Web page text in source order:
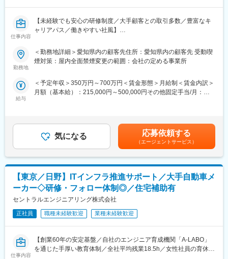
ャリア形成を実現できる環境です。
＜教育研修制度＞
施工管理分野を中心に様々な技術取得プログラムを実施
・eラーニング…豊富なメニューを揃えたeラーニングシステムを
スキル向上とキャリア形成を支援
・資格取得支援制度…資格取得受験料補助、技術図書購入補助、
・キャリアコンサルタント…的確にアドバイスができる専門性の
高いキャリアコーディネーター（国家資格）が在籍
・評価制度…「業績」「組織貢献度」「能力開発」の指標から公
正な評価を行い、報酬への反映とキャリアアップを実施
■当社について：
日本のモノづくりを技術力で支える技術系特化のアウトソーシン
グ企業。社員の9割以上がエンジニアという技術者集団です。
創業から20年黒字経営の安定基盤。様々な業界の開発プロジェク
で開発を行う【匠プロジェクト】は他社にはない強みです。
仕事内容
【未経験でも安心の研修制度／大手顧客との取引多数／豊富なキ
ャリアパス／働きやすい社風】
■業務概要：
愛知県みよし市の顧客先にてDXシステムの設計補助業務をお任せ
ＰｏｗｅｒＡｐｐｓ・ＢＩを用いてデジタル推進におけるサポー
ト業務をお任せします。
■キャリアパス：
当面は地域密着にてプロフェッショナルを目指していただきま
す。
その後、ご本人の希望やキャリアアップを目的に他案件・他職種
への挑戦していただくことも、特定分野のスペシャリストとして
ご活躍いただくことも可能です。
当社は一人一人のキャリアに寄り添い、最適な職場環境の提供を
大切にしています。
術者の育成を目指しています。充実した教育研修とサポート体制
により、個々人に適した技術や業務領域の経験を経て長期的にキ
勤務地
＜勤務地詳細＞愛知県内の顧客先住所：愛知県内の顧客先 受動喫
煙対策：屋内全面禁煙変更の範囲：会社の定める事業所
給与
＜予定年収＞350万円～700万円＜賃金形態＞月給制＜賃金内訳＞
月額（基本給）：215,000円～500,000円その他固定手当/月：
収は、入社時の想定金額です。その他固定手当職務担当手当
20,000円／通信手当 300円■昇給：年1回（7月）■賞与：年2回
（7月・12月）賃金はあくまでも目安の金額であり、選考を通じ
て上下する可能性があります。月給(月額)は固定手当を含めた表記
です。
気になる 応募依頼する
（エージェントサービス）
【東京／日野】ITインフラ推進サポート／大手自動車メ
ーカー◇研修・フォロー体制◎／住宅補助有
セントラルエンジニアリング株式会社
正社員 職種未経験歓迎 業種未経験歓迎
仕事内容
【創業60年の安定基盤／自社のエンジニア育成機関「A-LABO」
を通じた手厚い教育体制／全社平均残業18.5h／女性社員の育休取